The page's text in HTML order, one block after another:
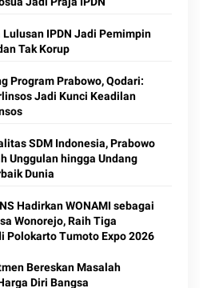
IPDN Jadi Pemimpin
Tak Korup
Program Prabowo, Qodari:
Jadi Kunci Keadilan
SDM Indonesia, Prabowo
Unggulan hingga Undang
Dunia
Hadirkan WONAMI sebagai
Wonorejo, Raih Tiga
Polokarto Tumoto Expo 2026
Bereskan Masalah
Diri Bangsa